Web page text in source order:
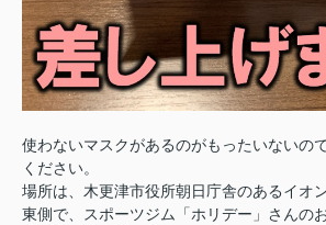
使わないマスクがあるのがもったいないの
ください。
場所は、木更津市役所朝日庁舎のあるイオ
東側で、スポーツジム「ホリデー」さんの